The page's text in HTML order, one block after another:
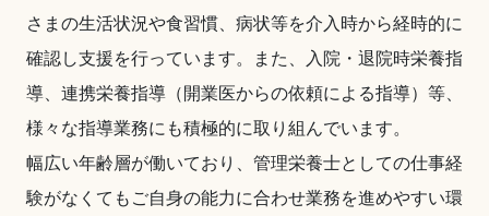
さまの生活状況や食習慣、病状等を介入時から経時的に
確認し支援を行っています。また、入院・退院時栄養指
導、連携栄養指導（開業医からの依頼による指導）等、
様々な指導業務にも積極的に取り組んでいます。
幅広い年齢層が働いており、管理栄養士としての仕事経
験がなくてもご自身の能力に合わせ業務を進めやすい環